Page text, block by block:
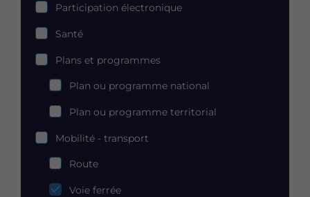
Participation électronique
Santé
Plans et programmes
Plans
et
programmes
Plan ou programme national
Plan ou programme territorial
Mobilité - transport
Mobilité
-
transport
Route
Voie ferrée